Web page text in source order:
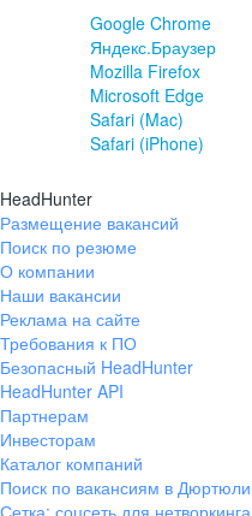
Google Chrome
Яндекс.Браузер
Mozilla Firefox
Microsoft Edge
Safari (Mac)
Safari (iPhone)
HeadHunter
Размещение вакансий
Поиск по резюме
О компании
Наши вакансии
Реклама на сайте
Требования к ПО
Безопасный HeadHunter
HeadHunter API
Партнерам
Инвесторам
Каталог компаний
Поиск по вакансиям в Дюртюли
Сетка: соцсеть для нетворкинга